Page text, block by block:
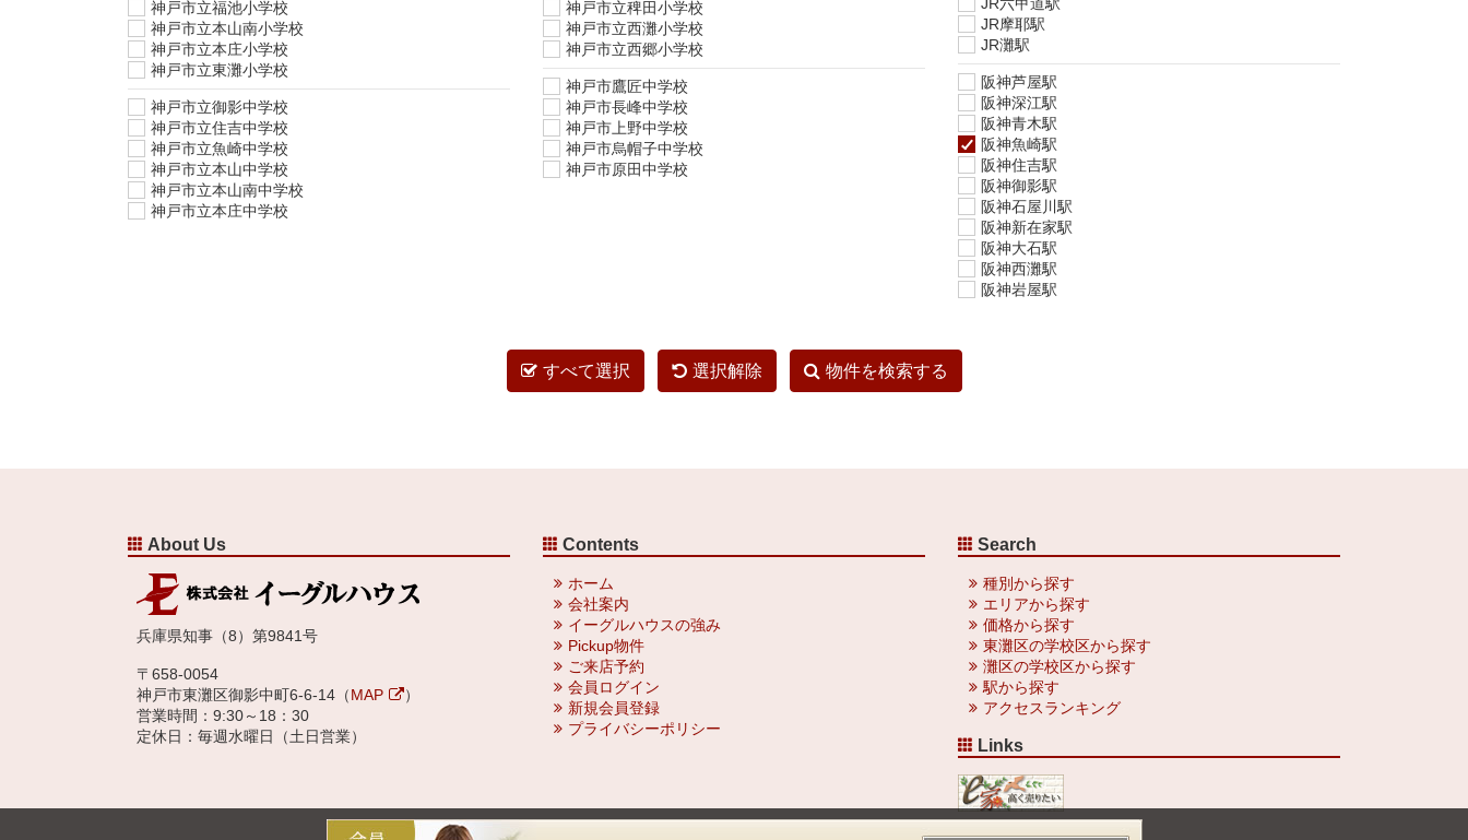
神戸市立福池小学校
神戸市立本山南小学校
神戸市立本庄小学校
神戸市立東灘小学校
神戸市立御影中学校
神戸市立住吉中学校
神戸市立魚崎中学校
神戸市立本山中学校
神戸市立本山南中学校
神戸市立本庄中学校
神戸市立稗田小学校
神戸市立西灘小学校
神戸市立西郷小学校
神戸市鷹匠中学校
神戸市長峰中学校
神戸市上野中学校
神戸市烏帽子中学校
神戸市原田中学校
JR六甲道駅
JR摩耶駅
JR灘駅
阪神芦屋駅
阪神深江駅
阪神青木駅
阪神魚崎駅
阪神住吉駅
阪神御影駅
阪神石屋川駅
阪神新在家駅
阪神大石駅
阪神西灘駅
阪神岩屋駅
すべて選択 選択解除 物件を検索する
About Us
兵庫県知事（8）第9841号
〒658-0054
神戸市東灘区御影中町6-6-14（MAP
）
営業時間：9:30～18：30
定休日：毎週水曜日（土日営業）
Contents
ホーム
会社案内
イーグルハウスの強み
Pickup物件
ご来店予約
会員ログイン
新規会員登録
プライバシーポリシー
Search
種別から探す
エリアから探す
価格から探す
東灘区の学校区から探す
灘区の学校区から探す
駅から探す
アクセスランキング
Links